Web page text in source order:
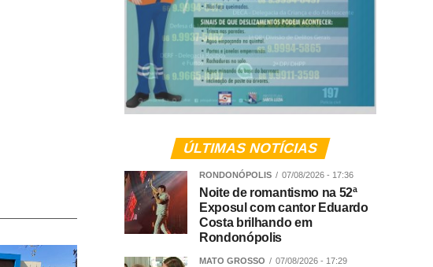
ÚLTIMAS NOTÍCIAS
RONDONÓPOLIS 07/08/2026 - 17:36
Noite de romantismo na 52ª
Exposul com cantor Eduardo
Costa brilhando em
Rondonópolis
MATO GROSSO 07/08/2026 - 17:29